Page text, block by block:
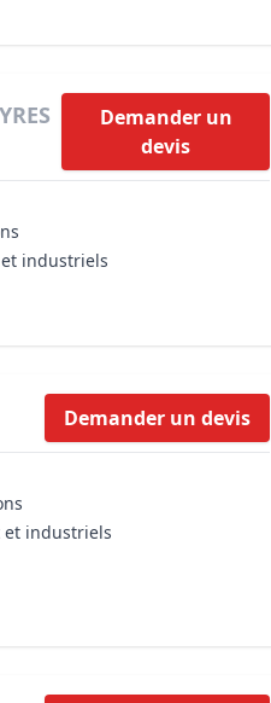
Demander un
devis
industriels
Demander un devis
et industriels